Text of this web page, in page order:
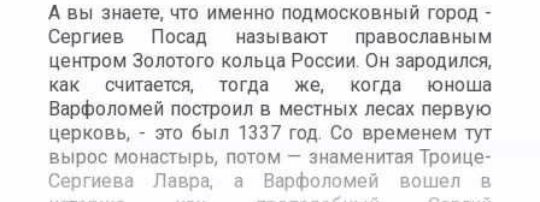
А вы знаете, что именно подмосковный город -
Сергиев Посад называют православным
центром Золотого кольца России. Он зародился,
как считается, тогда же, когда юноша
Варфоломей построил в местных лесах первую
церковь, - это был 1337 год. Со временем тут
вырос монастырь, потом — знаменитая Троице-
Сергиева Лавра, а Варфоломей вошел в